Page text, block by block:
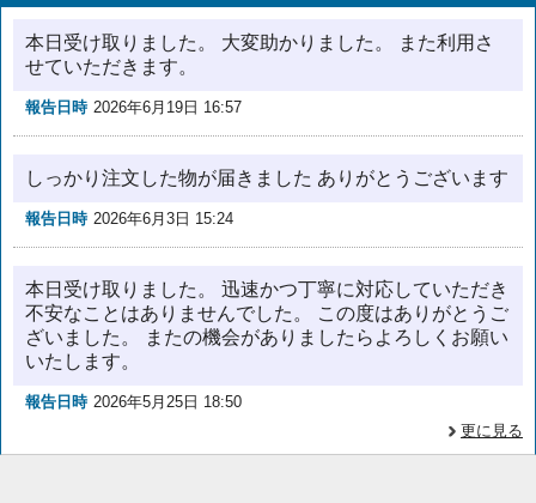
本日受け取りました。 大変助かりました。 また利用さ
せていただきます。
報告日時 2026年6月19日 16:57
しっかり注文した物が届きました ありがとうございます
報告日時 2026年6月3日 15:24
本日受け取りました。 迅速かつ丁寧に対応していただき
不安なことはありませんでした。 この度はありがとうご
ざいました。 またの機会がありましたらよろしくお願い
いたします。
報告日時 2026年5月25日 18:50
更に見る